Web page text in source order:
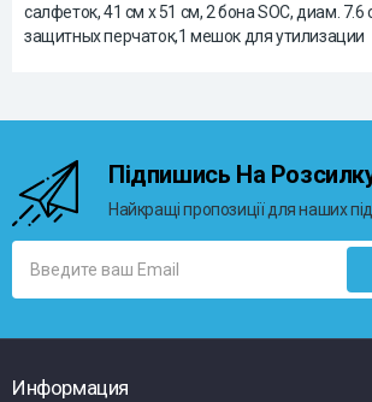
салфеток, 41 см x 51 см, 2 бона SOC, диам. 7.6
защитных перчаток,1 мешок для утилизации
Підпишись На
Найкращі пропозиції для наших
Информация